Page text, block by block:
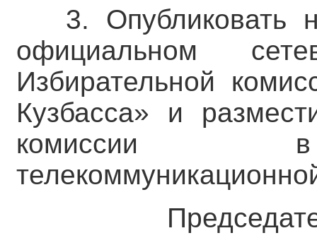
3. Опубликовать
официальном
Избирательной
Кузбасса» и
комиссии в